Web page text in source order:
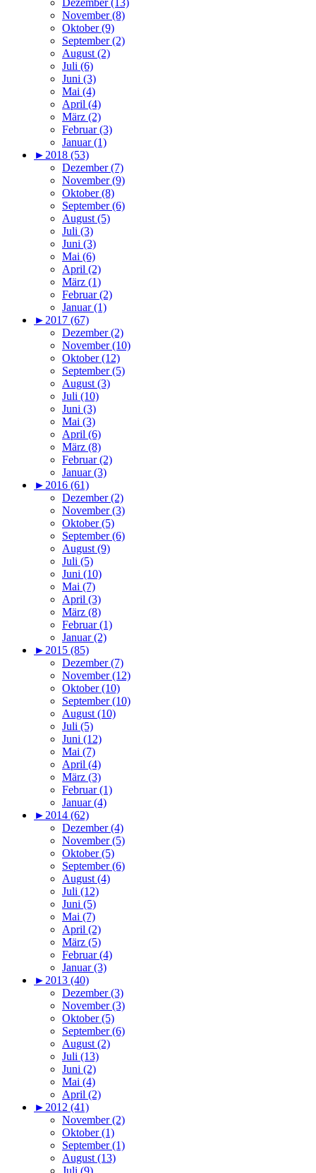
Dezember (13)
November (8)
Oktober (9)
September (2)
August (2)
Juli (6)
Juni (3)
Mai (4)
April (4)
März (2)
Februar (3)
Januar (1)
►2018 (53)
Dezember (7)
November (9)
Oktober (8)
September (6)
August (5)
Juli (3)
Juni (3)
Mai (6)
April (2)
März (1)
Februar (2)
Januar (1)
►2017 (67)
Dezember (2)
November (10)
Oktober (12)
September (5)
August (3)
Juli (10)
Juni (3)
Mai (3)
April (6)
März (8)
Februar (2)
Januar (3)
►2016 (61)
Dezember (2)
November (3)
Oktober (5)
September (6)
August (9)
Juli (5)
Juni (10)
Mai (7)
April (3)
März (8)
Februar (1)
Januar (2)
►2015 (85)
Dezember (7)
November (12)
Oktober (10)
September (10)
August (10)
Juli (5)
Juni (12)
Mai (7)
April (4)
März (3)
Februar (1)
Januar (4)
►2014 (62)
Dezember (4)
November (5)
Oktober (5)
September (6)
August (4)
Juli (12)
Juni (5)
Mai (7)
April (2)
März (5)
Februar (4)
Januar (3)
►2013 (40)
Dezember (3)
November (3)
Oktober (5)
September (6)
August (2)
Juli (13)
Juni (2)
Mai (4)
April (2)
►2012 (41)
November (2)
Oktober (1)
September (1)
August (13)